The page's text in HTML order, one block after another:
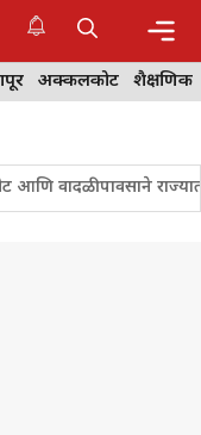
अक्कलकोट शैक्षणिक
वादळी पावसाने